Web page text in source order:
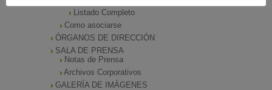
Listado Completo
Como asociarse
ÓRGANOS DE DIRECCIÓN
SALA DE PRENSA
Notas de Prensa
Archivos Corporativos
GALERÍA DE IMÁGENES